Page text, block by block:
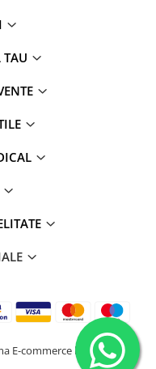
E-commerce by Gomag